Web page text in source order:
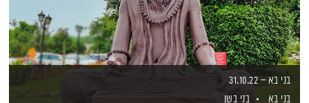
בני בא – 31.10.22
בני בא
בני בשן